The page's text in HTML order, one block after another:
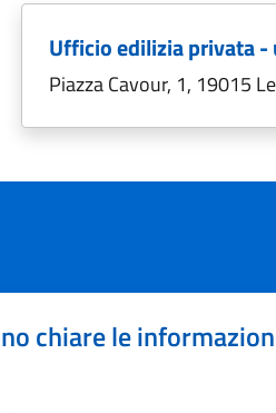
Ufficio edilizia privata -
Piazza Cavour, 1, 19015
chiare le